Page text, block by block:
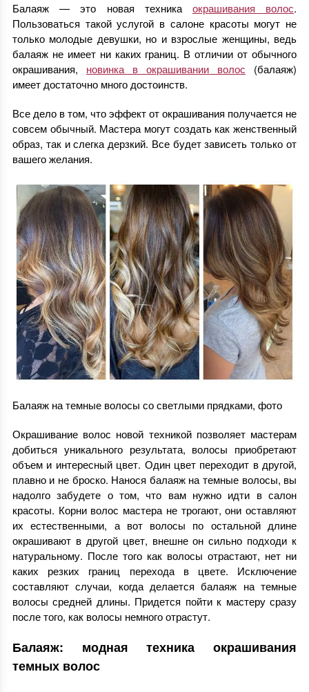
Балаяж — это новая техника окрашивания волос.
Пользоваться такой услугой в салоне красоты могут не
только молодые девушки, но и взрослые женщины, ведь
балаяж не имеет ни каких границ. В отличии от обычного
окрашивания, новинка в окрашивании волос (балаяж)
имеет достаточно много достоинств.
Все дело в том, что эффект от окрашивания получается не
совсем обычный. Мастера могут создать как женственный
образ, так и слегка дерзкий. Все будет зависеть только от
вашего желания.
Балаяж на темные волосы со светлыми прядками, фото
Окрашивание волос новой техникой позволяет мастерам
добиться уникального результата, волосы приобретают
объем и интересный цвет. Один цвет переходит в другой,
плавно и не броско. Нанося балаяж на темные волосы, вы
надолго забудете о том, что вам нужно идти в салон
красоты. Корни волос мастера не трогают, они оставляют
их естественными, а вот волосы по остальной длине
окрашивают в другой цвет, внешне он сильно подходи к
натуральному. После того как волосы отрастают, нет ни
каких резких границ перехода в цвете. Исключение
составляют случаи, когда делается балаяж на темные
волосы средней длины. Придется пойти к мастеру сразу
после того, как волосы немного отрастут.
Балаяж: модная техника окрашивания
темных волос